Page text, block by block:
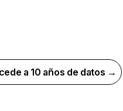
a 10 años de datos →